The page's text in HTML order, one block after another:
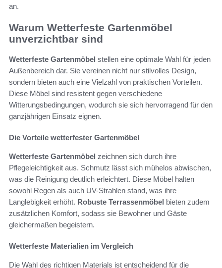
an.
Warum Wetterfeste Gartenmöbel
unverzichtbar sind
Wetterfeste Gartenmöbel stellen eine optimale Wahl für jeden
Außenbereich dar. Sie vereinen nicht nur stilvolles Design,
sondern bieten auch eine Vielzahl von praktischen Vorteilen.
Diese Möbel sind resistent gegen verschiedene
Witterungsbedingungen, wodurch sie sich hervorragend für den
ganzjährigen Einsatz eignen.
Die Vorteile wetterfester Gartenmöbel
Wetterfeste Gartenmöbel zeichnen sich durch ihre
Pflegeleichtigkeit aus. Schmutz lässt sich mühelos abwischen,
was die Reinigung deutlich erleichtert. Diese Möbel halten
sowohl Regen als auch UV-Strahlen stand, was ihre
Langlebigkeit erhöht. Robuste Terrassenmöbel bieten zudem
zusätzlichen Komfort, sodass sie Bewohner und Gäste
gleichermaßen begeistern.
Wetterfeste Materialien im Vergleich
Die Wahl des richtigen Materials ist entscheidend für die